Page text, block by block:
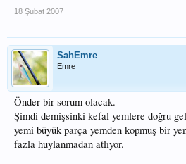
18 Şubat 2007
SahEmre
Emre
Önder bir sorum olacak.
Şimdi demişsinki kefal yemlere doğru
yemi büyük parça yemden kopmuş bir
fazla huylanmadan atlıyor.